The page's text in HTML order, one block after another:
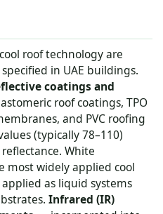
roof technology are
in UAE buildings.
coatings and
roof coatings, TPO
and PVC roofing
(typically 78–110)
White
most widely applied cool
as liquid systems
Infrared (IR)